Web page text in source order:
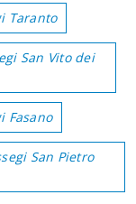
Taranto
San Vito dei
Fasano
San Pietro